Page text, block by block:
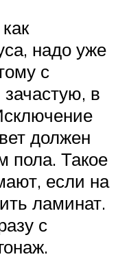
надо уже
с
в
должен
пола. Такое
если на
ламинат.
с